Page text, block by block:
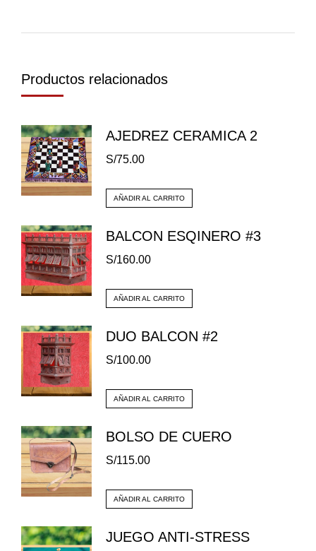
Productos relacionados
AJEDREZ CERAMICA 2
S/75.00
AÑADIR AL CARRITO
BALCON ESQINERO #3
S/160.00
AÑADIR AL CARRITO
DUO BALCON #2
S/100.00
AÑADIR AL CARRITO
BOLSO DE CUERO
S/115.00
AÑADIR AL CARRITO
JUEGO ANTI-STRESS